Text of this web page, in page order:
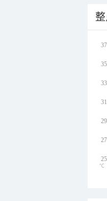
37
35
33
31
29
27
25
℃